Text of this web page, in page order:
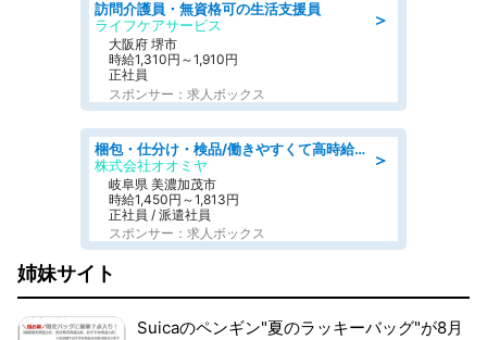
＞
訪問介護員・無資格可の生活支援員
ライフケアサービス
大阪府 堺市
時給1,310円～1,910円
正社員
スポンサー：求人ボックス
＞
梱包・仕分け・検品/働きやすくて高時給の仕分け作業長期休暇充実/残業なし
株式会社オオミヤ
岐阜県 美濃加茂市
時給1,450円～1,813円
正社員 / 派遣社員
スポンサー：求人ボックス
姉妹サイト
Suicaのペンギン"夏のラッキーバッグ"が8月